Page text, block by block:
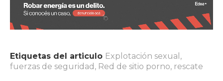
Etiquetas del articulo Explotación sexual ,
fuerzas de seguridad , Red de sitio porno, rescate